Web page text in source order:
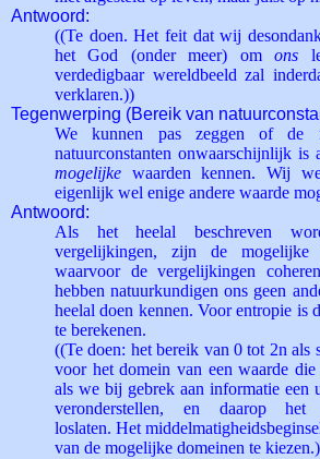
Antwoord:
((Te doen. Het feit dat wij
het God (onder meer) omons
verdedigbaar wereldbeeld zal
verklaren.))
Tegenwerping (Bereik van
We kunnen pas zeggen of de
natuurconstanten onwaarschijnlijk
mogelijke waarden kennen. Wij
eigenlijk wel enige andere waarde
Antwoord:
Als het heelal beschreven
vergelijkingen, zijn de mogelijke
waarvoor de vergelijkingen
hebben natuurkundigen ons geen
heelal doen kennen. Voor entropie is
te berekenen.
((Te doen: het bereik van 0 tot 2n als
voor het domein van een waarde
als we bij gebrek aan informatie een
veronderstellen, en daarop het
loslaten. Het
van de mogelijke domeinen te